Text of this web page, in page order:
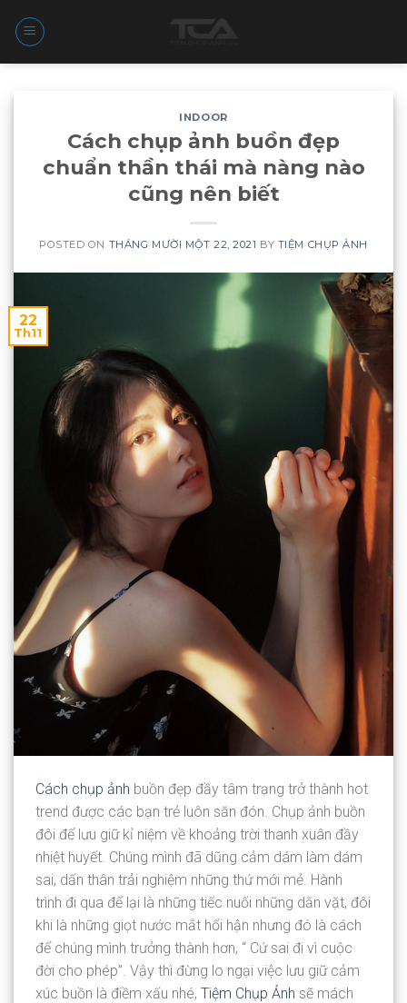
INDOOR
Cách chụp ảnh buồn đẹp
chuẩn thần thái mà nàng nào
cũng nên biết
POSTED ON THÁNG MƯỜI MỘT 22, 2021 BY TIỆM CHỤP ẢNH
22
Th11
Cách chụp ảnh buồn đẹp đầy tâm trạng trở thành hot
trend được các bạn trẻ luôn săn đón. Chụp ảnh buồn
đôi để lưu giữ kỉ niệm về khoảng trời thanh xuân đầy
nhiệt huyết. Chúng mình đã dũng cảm dám làm dám
sai, dấn thân trải nghiệm những thứ mới mẻ. Hành
trình đi qua để lại là những tiếc nuối những dằn vặt, đôi
khi là những giọt nước mắt hối hận nhưng đó là cách
để chúng mình trưởng thành hơn, “ Cứ sai đi vì cuộc
đời cho phép”. Vậy thì đừng lo ngại việc lưu giữ cảm
xúc buồn là điềm xấu nhé, Tiệm Chụp Ảnh sẽ mách